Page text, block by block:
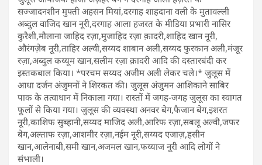
सज्जादनशीन मुफ्ती अहसन मियां,दरगाह शाहदाना वली के मुतावल्ली
अब्दुल वाजिद खान नूरी,दरगाह आला हजरत के मीडिया प्रभारी नासिर
कुरैशी,मौलाना जाहिद रज़ा,मुजाहिद रज़ा क़ादरी,शाहिद खान नूरी,
औरंगज़ेब नूरी,ताहिर अल्वी,सय्यद शाबान अली,सय्यद फुरकान अली,मंजूर
रज़ा,अब्दुल कय्यूम खान,सलीम रज़ा क़ादरी आदि की दस्तारबंदी कर
इस्तकबाल किया। *परचम सय्यद अजीम अली लेकर चले।* जुलूस में
आधा दर्जन अंजुमनों ने शिरकत की। जुलूस अंजुमन आशिकाने साबिर
पाक के तत्वाधान में निकाला गया। रास्तों में जगह-जगह जुलूस का स्वागत
फूलों से किया गया। जुलूस की व्यवस्था अनवर बेग,फैजान बेग,इशरत
नूरी,काशिफ सुब्हानी,सय्यद माजिद अली,आरिफ रज़ा,सबलू अल्वी,जफर
बेग,अल्ताफ रज़ा,आशमीर रज़ा,नईम नूरी,सय्यद एजाज़,हसीन
खान,आलेनाबी,समी खान,अजमल खान,फय्याज नूरी आदि लोगों ने
संभाली।